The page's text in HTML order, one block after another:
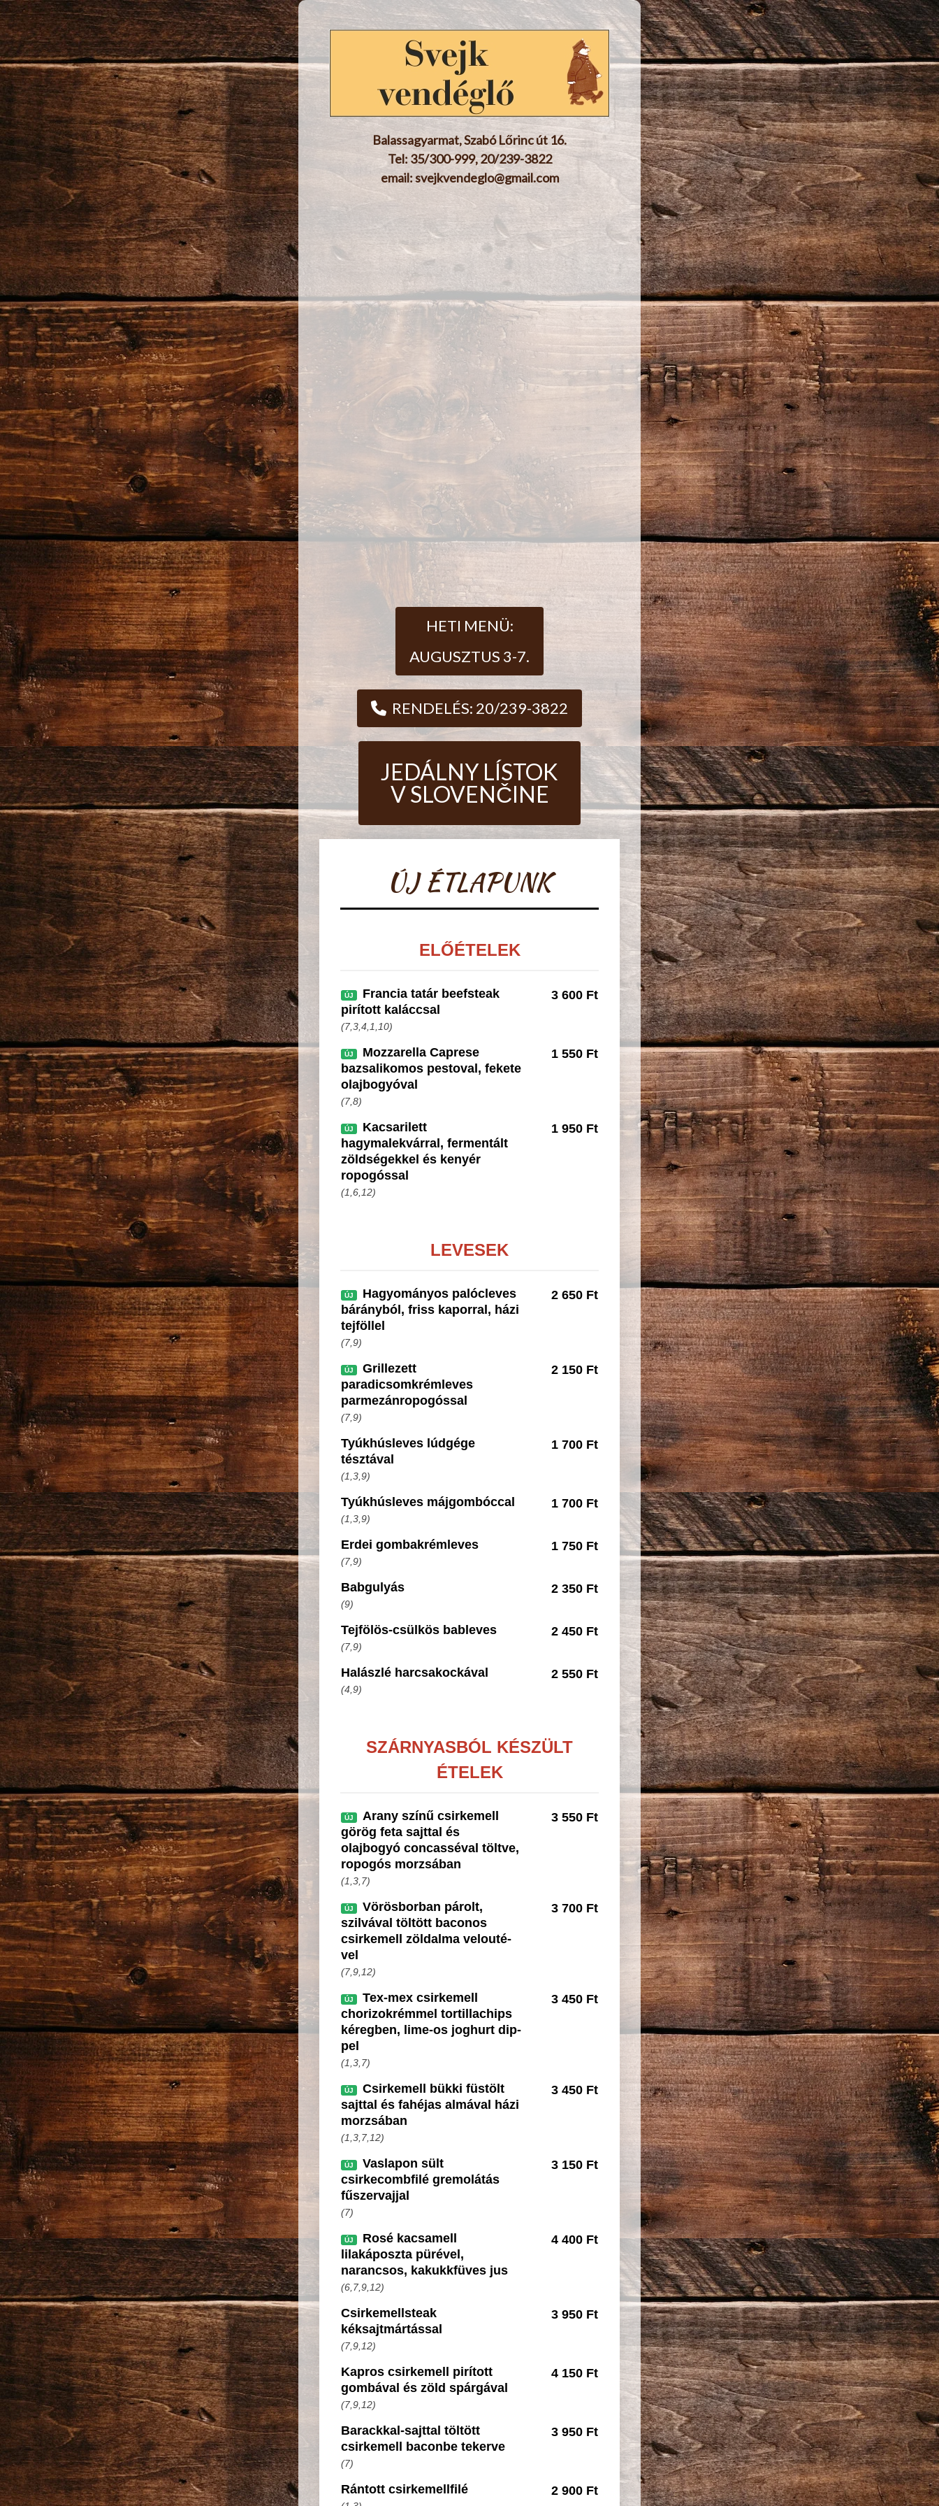
Balassagyarmat, Szabó Lőrinc út 16.
Tel: 35/300-999, 20/239-3822
email: svejkvendeglo@gmail.com
HETI MENÜ:
AUGUSZTUS 3-7.
RENDELÉS: 20/239-3822
JEDÁLNY LÍSTOK
V SLOVENČINE
ÚJ ÉTLAPUNK
ELŐÉTELEK
ÚJ
Francia tatár beefsteak
pirított kaláccsal
(7,3,4,1,10)
3 600 Ft
ÚJ
Mozzarella Caprese
bazsalikomos pestoval, fekete
olajbogyóval
(7,8)
1 550 Ft
ÚJ
Kacsarilett
hagymalekvárral, fermentált
zöldségekkel és kenyér
ropogóssal
(1,6,12)
1 950 Ft
LEVESEK
ÚJ
Hagyományos palócleves
bárányból, friss kaporral, házi
tejföllel
(7,9)
2 650 Ft
ÚJ
Grillezett
paradicsomkrémleves
parmezánropogóssal
(7,9)
2 150 Ft
Tyúkhúsleves lúdgége
tésztával
(1,3,9)
1 700 Ft
Tyúkhúsleves májgombóccal
(1,3,9)
1 700 Ft
Erdei gombakrémleves
(7,9)
1 750 Ft
Babgulyás
(9)
2 350 Ft
Tejfölös-csülkös bableves
(7,9)
2 450 Ft
Halászlé harcsakockával
(4,9)
2 550 Ft
SZÁRNYASBÓL KÉSZÜLT
ÉTELEK
ÚJ
Arany színű csirkemell
görög feta sajttal és
olajbogyó concasséval töltve,
ropogós morzsában
(1,3,7)
3 550 Ft
ÚJ
Vörösborban párolt,
szilvával töltött baconos
csirkemell zöldalma velouté-
vel
(7,9,12)
3 700 Ft
ÚJ
Tex-mex csirkemell
chorizokrémmel tortillachips
kéregben, lime-os joghurt dip-
pel
(1,3,7)
3 450 Ft
ÚJ
Csirkemell bükki füstölt
sajttal és fahéjas almával házi
morzsában
(1,3,7,12)
3 450 Ft
ÚJ
Vaslapon sült
csirkecombfilé gremolátás
fűszervajjal
(7)
3 150 Ft
ÚJ
Rosé kacsamell
lilakáposzta pürével,
narancsos, kakukkfüves jus
(6,7,9,12)
4 400 Ft
Csirkemellsteak
kéksajtmártással
(7,9,12)
3 950 Ft
Kapros csirkemell pirított
gombával és zöld spárgával
(7,9,12)
4 150 Ft
Barackkal-sajttal töltött
csirkemell baconbe tekerve
(7)
3 950 Ft
Rántott csirkemellfilé 2 900 Ft